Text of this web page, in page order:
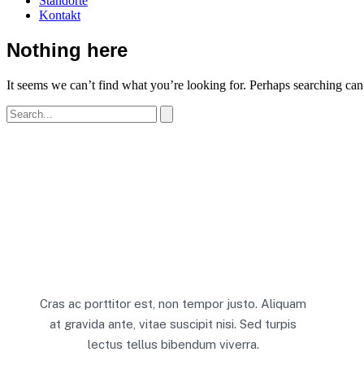
Kontakt
Nothing here
It seems we can’t find what you’re looking for. Perhaps searching
Cras ac porttitor est, non tempor justo. Aliquam
at gravida ante, vitae suscipit nisi. Sed turpis
lectus tellus bibendum viverra.